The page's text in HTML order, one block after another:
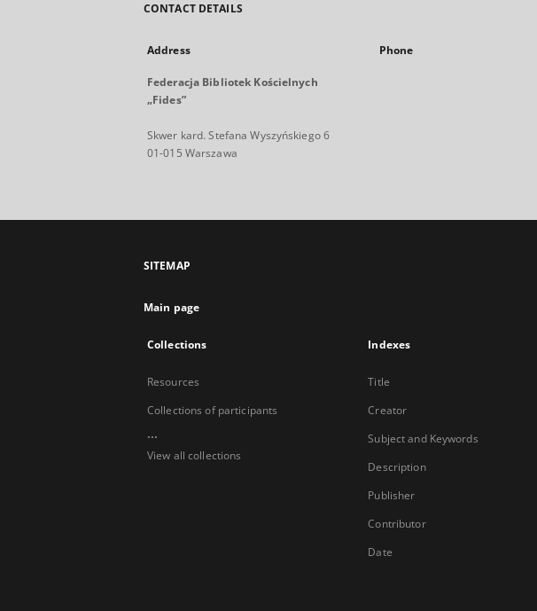
CONTACT DETAILS
Address
Federacja Bibliotek Kościelnych
„Fides”
Skwer kard. Stefana Wyszyńskiego 6
01-015 Warszawa
Phone
SITEMAP
Main page
Collections
Resources
Collections of participants
...
View all collections
Indexes
Title
Creator
Subject and Keywords
Description
Publisher
Contributor
Date